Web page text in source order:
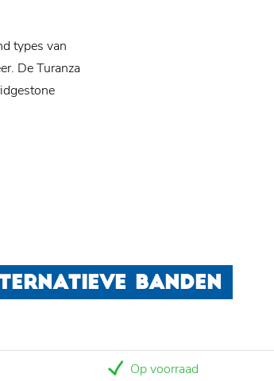
types van
De Turanza
BANDEN
Op voorraad